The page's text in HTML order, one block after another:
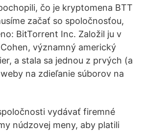
čo je kryptomena BTT
začať so spoločnosťou,
BitTorrent Inc. Založil ju v
významný americký
a stala sa jednou z prvých (a
na zdieľanie súborov na
vydávať firemné
núdzovej meny, aby platili